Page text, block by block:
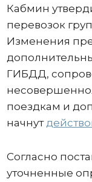
Кабмин
перевозок
Изменения
ГИБДД,
поездкам и
начнут
Согласно
уточненные